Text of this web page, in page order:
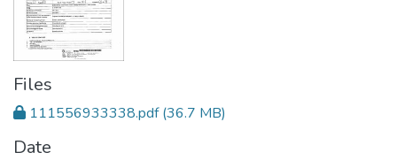
Files
111556933338.pdf(36.7 MB)
Date